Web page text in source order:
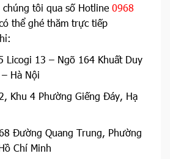
tôi qua số Hotline 0968
thể ghé thăm trực tiếp
Licogi 13 – Ngõ 164 Khuất Duy
Hà Nội
Khu 4 Phường Giếng Đáy, Hạ
Đường Quang Trung, Phường
Chí Minh